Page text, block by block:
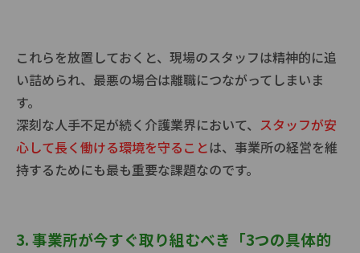
これらを放置しておくと、現場のスタッフは精神的に追
い詰められ、最悪の場合は離職につながってしまいま
す。
深刻な人手不足が続く介護業界において、 スタッフが安
心して長く働ける環境を守ることは、事業所の経営を維
持するためにも最も重要な課題なのです。
3. 事業所が今すぐ取り組むべき「3つの具体的